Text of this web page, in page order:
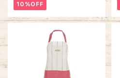
10%OFF